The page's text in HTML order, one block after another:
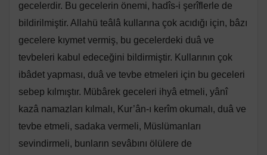
gecelerdir. Bu gecelerin önemi, hadîs-i şerîflerle de
bildirilmiştir. Allahü teâlâ kullarına çok acıdığı için, bâzı
gecelere kıymet vermiş, bu gecelerdeki duâ ve
tevbeleri kabul edeceğini bildirmiştir. Kullarının çok
ibâdet yapması, duâ ve tevbe etmeleri için bu geceleri
sebep kılmıştır. Mübârek geceleri ihyâ etmeli, yânî
kazâ namazları kılmalı, Kur’ân-ı kerîm okumalı, duâ ve
tevbe etmeli, sadaka vermeli, Müslümanları
sevindirmeli, bunların sevâbını ölülere de